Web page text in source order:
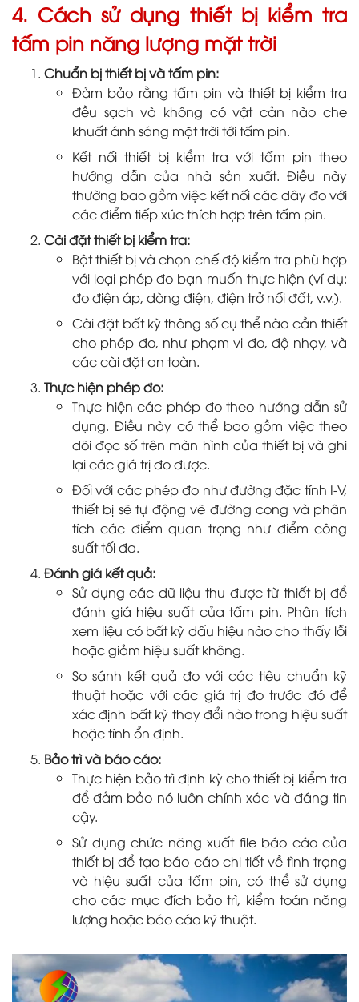
4. Cách sử dụng thiết bị kiểm tra
tấm pin năng lượng mặt trời
Chuẩn bị thiết bị và tấm pin:
Đảm bảo rằng tấm pin và thiết bị kiểm tra
đều sạch và không có vật cản nào che
khuất ánh sáng mặt trời tới tấm pin.
Kết nối thiết bị kiểm tra với tấm pin theo
hướng dẫn của nhà sản xuất. Điều này
thường bao gồm việc kết nối các dây đo với
các điểm tiếp xúc thích hợp trên tấm pin.
Cài đặt thiết bị kiểm tra:
Bật thiết bị và chọn chế độ kiểm tra phù hợp
với loại phép đo bạn muốn thực hiện (ví dụ:
đo điện áp, dòng điện, điện trở nối đất, v.v.).
Cài đặt bất kỳ thông số cụ thể nào cần thiết
cho phép đo, như phạm vi đo, độ nhạy, và
các cài đặt an toàn.
Thực hiện phép đo:
Thực hiện các phép đo theo hướng dẫn sử
dụng. Điều này có thể bao gồm việc theo
dõi đọc số trên màn hình của thiết bị và ghi
lại các giá trị đo được.
Đối với các phép đo như đường đặc tính I-V,
thiết bị sẽ tự động vẽ đường cong và phân
tích các điểm quan trọng như điểm công
suất tối đa.
Đánh giá kết quả:
Sử dụng các dữ liệu thu được từ thiết bị để
đánh giá hiệu suất của tấm pin. Phân tích
xem liệu có bất kỳ dấu hiệu nào cho thấy lỗi
hoặc giảm hiệu suất không.
So sánh kết quả đo với các tiêu chuẩn kỹ
thuật hoặc với các giá trị đo trước đó để
xác định bất kỳ thay đổi nào trong hiệu suất
hoặc tính ổn định.
Bảo trì và báo cáo:
Thực hiện bảo trì định kỳ cho thiết bị kiểm tra
để đảm bảo nó luôn chính xác và đáng tin
cậy.
Sử dụng chức năng xuất file báo cáo của
thiết bị để tạo báo cáo chi tiết về tình trạng
và hiệu suất của tấm pin, có thể sử dụng
cho các mục đích bảo trì, kiểm toán năng
lượng hoặc báo cáo kỹ thuật.